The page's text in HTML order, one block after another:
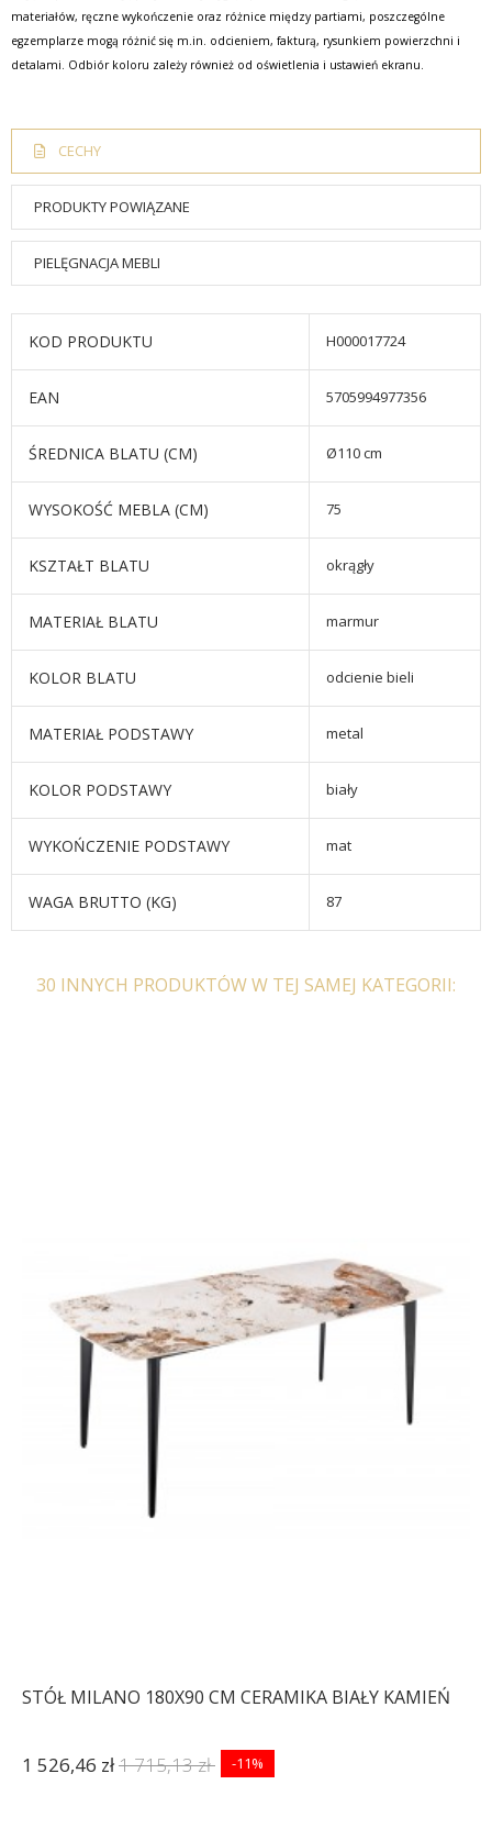
materiałów, ręczne wykończenie oraz różnice między partiami, poszczególne
egzemplarze mogą różnić się m.in. odcieniem, fakturą, rysunkiem powierzchni i
detalami. Odbiór koloru zależy również od oświetlenia i ustawień ekranu.
CECHY
PRODUKTY POWIĄZANE
PIELĘGNACJA MEBLI
KOD PRODUKTU H000017724
EAN 5705994977356
ŚREDNICA BLATU (CM) Ø110 cm
WYSOKOŚĆ MEBLA (CM) 75
KSZTAŁT BLATU okrągły
MATERIAŁ BLATU marmur
KOLOR BLATU odcienie bieli
MATERIAŁ PODSTAWY metal
KOLOR PODSTAWY biały
WYKOŃCZENIE PODSTAWY mat
WAGA BRUTTO (KG) 87
STÓŁ TARIFA 110 CM
BIAŁY MARMUR I
2 043,96 zł 2 523,41 zł
30 INNYCH PRODUKTÓW W TEJ SAMEJ KATEGORII:
STÓŁ MILANO 180X90 CM CERAMIKA BIAŁY KAMIEŃ
1 526,46 zł1 715,13 zł -11%